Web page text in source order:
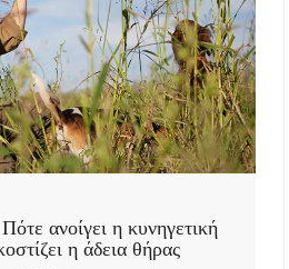
ανοίγει η κυνηγετική
η άδεια θήρας